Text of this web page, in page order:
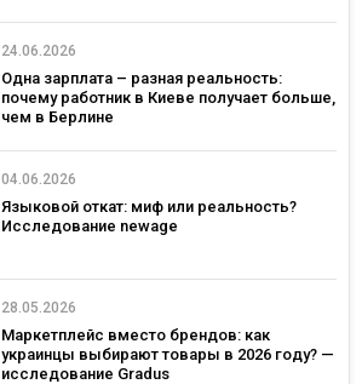
24.06.2026
Одна зарплата – разная реальность:
почему работник в Киеве получает больше,
чем в Берлине
04.06.2026
Языковой откат: миф или реальность?
Исследование newage
28.05.2026
Маркетплейс вместо брендов: как
украинцы выбирают товары в 2026 году? —
исследование Gradus